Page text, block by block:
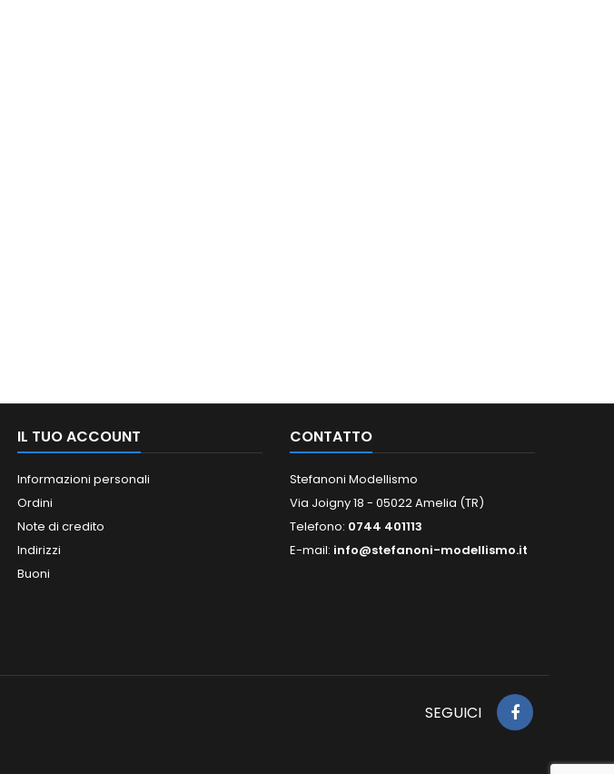
IL TUO ACCOUNT
Informazioni personali
Ordini
Note di credito
Indirizzi
Buoni
CONTATTO
Stefanoni Modellismo
Via Joigny 18 - 05022 Amelia (TR)
Telefono: 0744 401113
E-mail: info@stefanoni-modellismo.it
SEGUICI